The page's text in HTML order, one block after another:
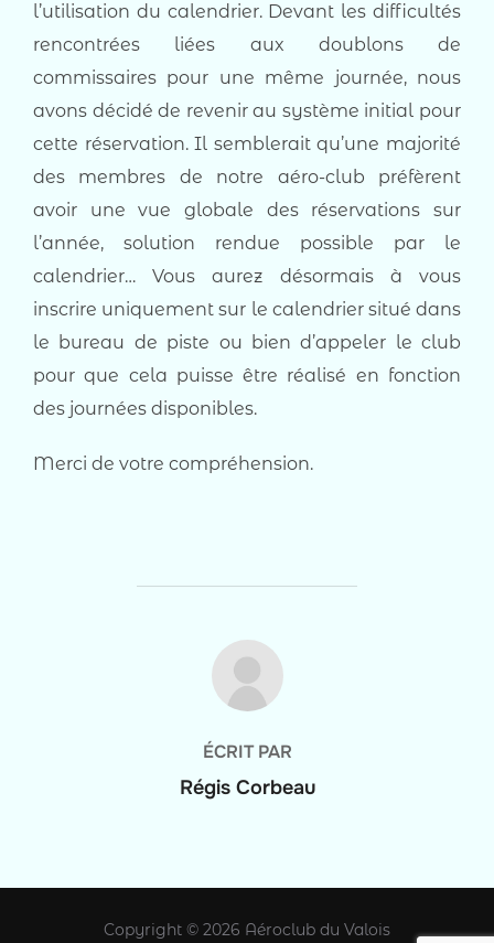
l’utilisation du calendrier. Devant les difficultés
rencontrées liées aux doublons de
commissaires pour une même journée, nous
avons décidé de revenir au système initial pour
cette réservation. Il semblerait qu’une majorité
des membres de notre aéro-club préfèrent
avoir une vue globale des réservations sur
l’année, solution rendue possible par le
calendrier… Vous aurez désormais à vous
inscrire uniquement sur le calendrier situé dans
le bureau de piste ou bien d’appeler le club
pour que cela puisse être réalisé en fonction
des journées disponibles.
Merci de votre compréhension.
AUTEUR DE LA PUBLICATION
ÉCRIT PAR
Régis Corbeau
Copyright © 2026 Aéroclub du Valois